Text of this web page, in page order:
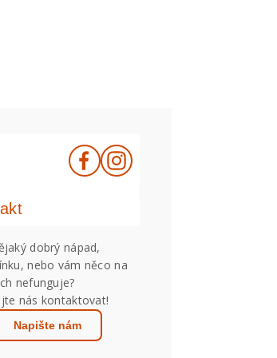
dobrý nápad,
nebo vám něco na
nefunguje?
nás kontaktovat!
Napište nám